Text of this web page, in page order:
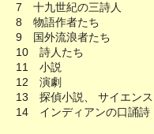
7 十九世紀の三詩人
8 物語作者たち
9 国外流浪者たち
10 詩人たち
11 小説
12 演劇
13 探偵小説、 サイエン
14 インディアンの口誦詩